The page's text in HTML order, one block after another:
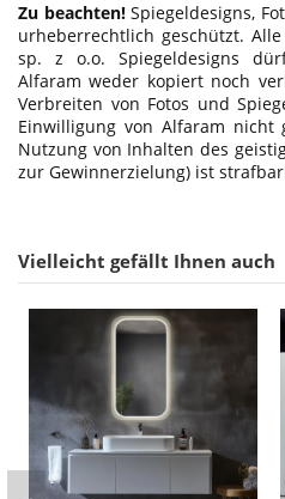
Zu beachten!Spiegeldesigns,
urheberrechtlich geschützt.
sp. z o.o. Spiegeldesigns
Alfaram weder kopiert noch
Verbreiten von Fotos und
Einwilligung von Alfaram nicht
Nutzung von Inhalten des
zur Gewinnerzielung) ist
Vielleicht gefällt Ihnen auch